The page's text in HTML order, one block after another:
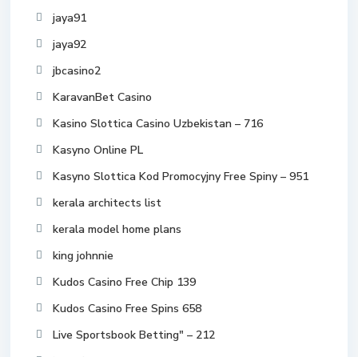
jaya91
jaya92
jbcasino2
KaravanBet Casino
Kasino Slottica Casino Uzbekistan – 716
Kasyno Online PL
Kasyno Slottica Kod Promocyjny Free Spiny – 951
kerala architects list
kerala model home plans
king johnnie
Kudos Casino Free Chip 139
Kudos Casino Free Spins 658
Live Sportsbook Betting" – 212